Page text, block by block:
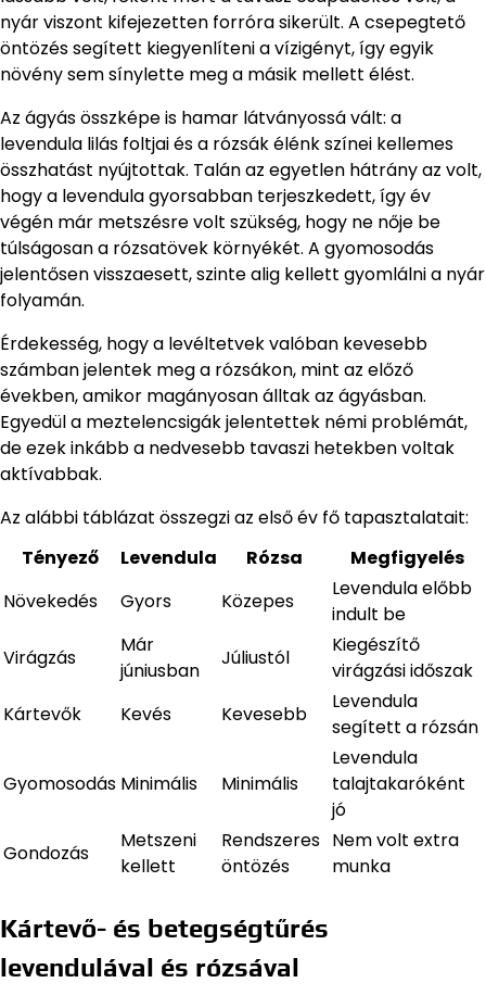
nyár viszont kifejezetten forróra sikerült. A csepegtető
öntözés segített kiegyenlíteni a vízigényt, így egyik
növény sem sínylette meg a másik mellett élést.
Az ágyás összképe is hamar látványossá vált: a
levendula lilás foltjai és a rózsák élénk színei kellemes
összhatást nyújtottak. Talán az egyetlen hátrány az volt,
hogy a levendula gyorsabban terjeszkedett, így év
végén már metszésre volt szükség, hogy ne nője be
túlságosan a rózsatövek környékét. A gyomosodás
jelentősen visszaesett, szinte alig kellett gyomlálni a nyár
folyamán.
Érdekesség, hogy a levéltetvek valóban kevesebb
számban jelentek meg a rózsákon, mint az előző
években, amikor magányosan álltak az ágyásban.
Egyedül a meztelencsigák jelentettek némi problémát,
de ezek inkább a nedvesebb tavaszi hetekben voltak
aktívabbak.
Az alábbi táblázat összegzi az első év fő tapasztalatait:
Tényező
Levendula Rózsa
Megfigyelés
Növekedés
Gyors Közepes
Levendula előbb
indult be
Virágzás
Már
júniusban
Júliustól
Kiegészítő
virágzási időszak
Kártevők
Kevés Kevesebb
Levendula
segített a rózsán
Gyomosodás Minimális Minimális
Levendula
talajtakaróként
jó
Gondozás
Metszeni
kellett
Rendszeres
öntözés
Nem volt extra
munka
Kártevő- és betegségtűrés
levendulával és rózsával